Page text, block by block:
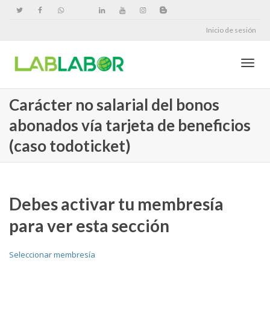
Inicio de sesión
Carácter no salarial del bonos
abonados vía tarjeta de beneficios
(caso todoticket)
Debes activar tu membresía
para ver esta sección
Seleccionar membresía